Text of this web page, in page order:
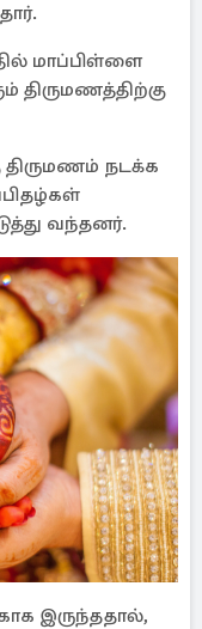
மாப்பிள்ளை
திருமணத்திற்கு
திருமணம் நடக்க
வந்தனர்.
இருந்ததால்,